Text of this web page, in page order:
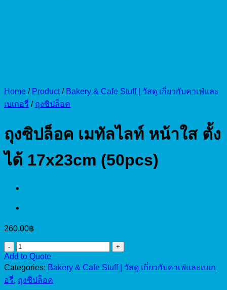
Home / Product / Bakery & Cafe Stuff | วัสดุ เกี่ยวกับคาเฟ่และ
เบเกอรี่ / ถุงซิปล็อค
ถุงซิปล็อค เมทัลไลท์ หน้าใส ตั้ง
ได้ 17x23cm (50pcs)
260.00฿
ถุง
ซิป
ล็อค
เมทั
Add to Quote
Categories: Bakery & Cafe Stuff | วัสดุ เกี่ยวกับคาเฟ่และเบเก
อรี่, ถุงซิปล็อค